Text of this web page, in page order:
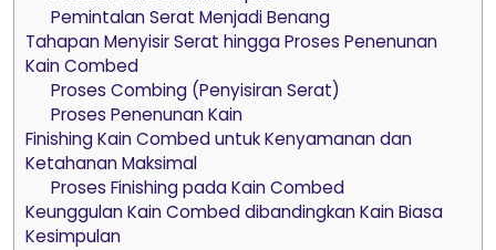
Pemintalan Serat Menjadi Benang
Tahapan Menyisir Serat hingga Proses Penenunan
Kain Combed
Proses Combing (Penyisiran Serat)
Proses Penenunan Kain
Finishing Kain Combed untuk Kenyamanan dan
Ketahanan Maksimal
Proses Finishing pada Kain Combed
Keunggulan Kain Combed dibandingkan Kain Biasa
Kesimpulan